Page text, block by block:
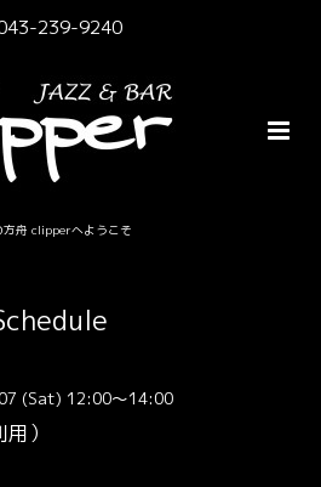
239-9240
方舟 clipperへようこそ
(Sat) 12:00～14:00
）